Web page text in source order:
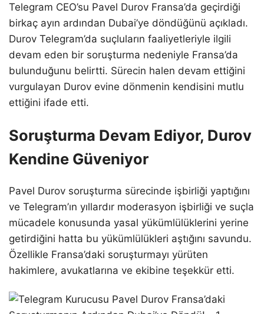
Telegram CEO’su Pavel Durov Fransa’da geçirdiği
birkaç ayın ardından Dubai’ye döndüğünü açıkladı.
Durov Telegram’da suçluların faaliyetleriyle ilgili
devam eden bir soruşturma nedeniyle Fransa’da
bulunduğunu belirtti. Sürecin halen devam ettiğini
vurgulayan Durov evine dönmenin kendisini mutlu
ettiğini ifade etti.
Soruşturma Devam Ediyor, Durov
Kendine Güveniyor
Pavel Durov soruşturma sürecinde işbirliği yaptığını
ve Telegram’ın yıllardır moderasyon işbirliği ve suçla
mücadele konusunda yasal yükümlülüklerini yerine
getirdiğini hatta bu yükümlülükleri aştığını savundu.
Özellikle Fransa’daki soruşturmayı yürüten
hakimlere, avukatlarına ve ekibine teşekkür etti.